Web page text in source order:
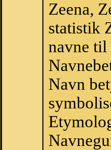
Zeena,
statistik
navne til
Navn